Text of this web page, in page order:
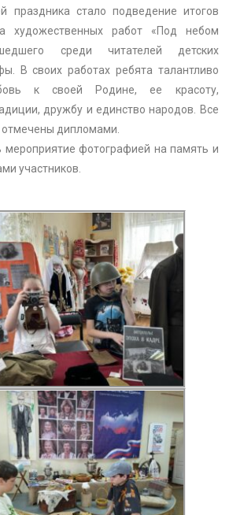
праздника стало подведение итогов
художественных работ «Под небом
среди читателей детских
В своих работах ребята талантливо
к своей Родине, ее красоту,
дружбу и единство народов. Все
отмечены дипломами.
фотографией на память и
участников.